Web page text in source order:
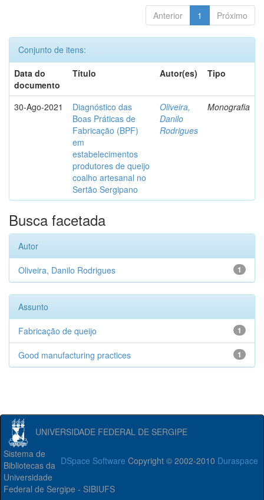
Anterior 1 Próximo
Conjunto de itens:
Data do
documento
Título Autor(es) Tipo
30-Ago-2021
Diagnóstico das
Boas Práticas de
Fabricação (BPF)
em
estabelecimentos
produtores de queijo
coalho artesanal no
Sertão Sergipano
Oliveira,
Danilo
Rodrigues
Monografia
Busca facetada
Autor
1
Oliveira, Danilo Rodrigues
Assunto
1
Fabricação de queijo
1
Good manufacturing practices
UNIVERSIDADE FEDERAL DE SERGIPE
DSpace Software Copyright © 2002-2010 Duraspace
Sistema de
Bibliotecas da
Universidade
Federal de Sergipe - SIBIUFS